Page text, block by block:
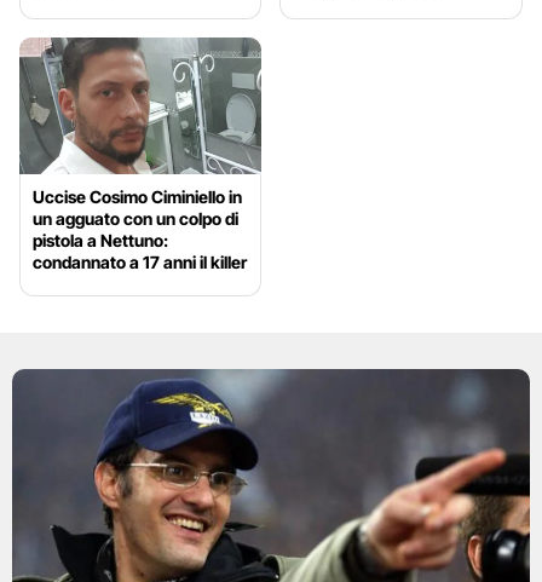
Uccise Cosimo Ciminiello in
un agguato con un colpo di
pistola a Nettuno:
condannato a 17 anni il killer